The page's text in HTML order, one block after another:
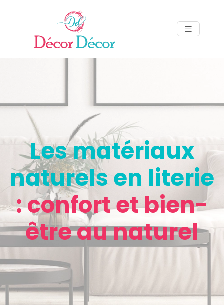
Les matériaux
naturels en literie
: confort et bien-
être au naturel